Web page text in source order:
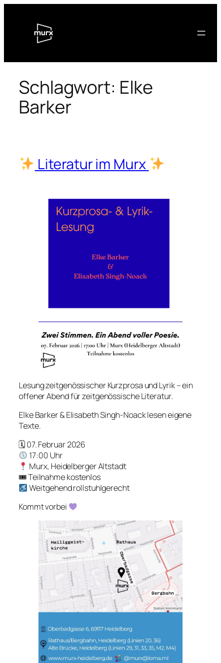
springen
Schlagwort: Elke
Barker
Literatur im Murx
Lesung zeitgenössischer Kurzprosa und Lyrik – ein
offener Abend für zeitgenössische Literatur.
Elke Barker & Elisabeth Singh-Noack lesen eigene
Texte.
🗓 07. Februar 2026
17:00 Uhr
Murx, Heidelberger Altstadt
🎟 Teilnahme kostenlos
Weitgehend rollstuhlgerecht
Kommt vorbei